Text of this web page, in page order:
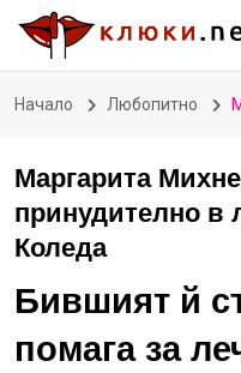
Начало Любопитно
Маргарита
принудително в
Коледа
Бившият й
помага за